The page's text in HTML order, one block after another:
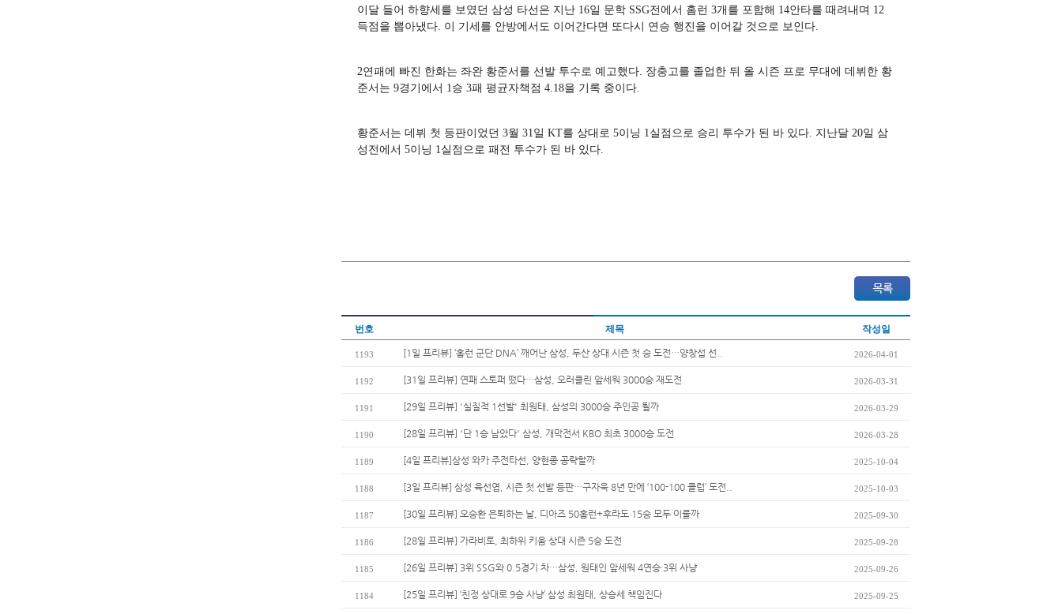
이달 들어 하향세를 보였던 삼성 타선은 지난 16일 문학 SSG전에서 홈런 3개를 포함해 14안타를 때려내며 12
득점을 뽑아냈다. 이 기세를 안방에서도 이어간다면 또다시 연승 행진을 이어갈 것으로 보인다.
2연패에 빠진 한화는 좌완 황준서를 선발 투수로 예고했다. 장충고를 졸업한 뒤 올 시즌 프로 무대에 데뷔한 황
준서는 9경기에서 1승 3패 평균자책점 4.18을 기록 중이다.
황준서는 데뷔 첫 등판이었던 3월 31일 KT를 상대로 5이닝 1실점으로 승리 투수가 된 바 있다. 지난달 20일 삼
성전에서 5이닝 1실점으로 패전 투수가 된 바 있다.
번호 제목 작성일
1193 [1일 프리뷰] ‘홈런 군단 DNA’ 깨어난 삼성, 두산 상대 시즌 첫 승 도전…양창섭 선.. 2026-04-01
1192 [31일 프리뷰] 연패 스토퍼 떴다…삼성, 오러클린 앞세워 3000승 재도전 2026-03-31
1191 [29일 프리뷰] '실질적 1선발' 최원태, 삼성의 3000승 주인공 될까 2026-03-29
1190 [28일 프리뷰] '단 1승 남았다' 삼성, 개막전서 KBO 최초 3000승 도전 2026-03-28
1189 [4일 프리뷰]삼성 와카 주전타선, 양현종 공략할까 2025-10-04
1188 [3일 프리뷰] 삼성 육선엽, 시즌 첫 선발 등판…구자욱 8년 만에 ‘100-100 클럽’ 도전.. 2025-10-03
1187 [30일 프리뷰] 오승환 은퇴하는 날, 디아즈 50홈런+후라도 15승 모두 이룰까 2025-09-30
1186 [28일 프리뷰] 가라비토, 최하위 키움 상대 시즌 5승 도전 2025-09-28
1185 [26일 프리뷰] 3위 SSG와 0.5경기 차…삼성, 원태인 앞세워 4연승·3위 사냥 2025-09-26
1184 [25일 프리뷰] ‘친정 상대로 9승 사냥’ 삼성 최원태, 상승세 책임진다 2025-09-25